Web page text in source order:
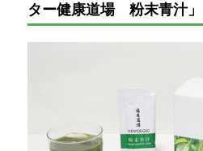
ター健康道場 粉末青汁」